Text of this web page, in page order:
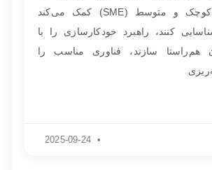
کسب‌وکارهای کوچک و متوسط (SME) کمک می‌کند
کنند، راهبرد خودکارسازی را با
هم‌راستا سازند، فناوری مناسب را